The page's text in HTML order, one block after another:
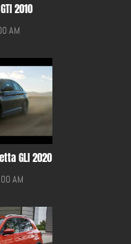
2010
AM
GLI 2020
AM